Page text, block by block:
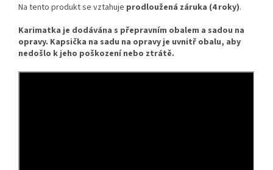
Na tento produkt se vztahuje prodloužená záruka (4 roky).
Karimatka je dodávána s přepravním obalem a sadou na
opravy. Kapsička na sadu na opravy je uvnitř obalu, aby
nedošlo k jeho poškození nebo ztrátě.